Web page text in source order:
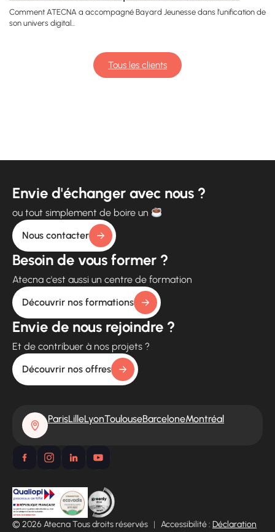
Comment ATECNA a accompagné Bayard Jeunesse dans l’unification de
son univers digital...
Tous les clients
Envie d'échanger avec nous ?
ou tout simplement de boire un
Nous contacter
Besoin de vous former ?
Atecna c'est aussi un centre de formation
Découvrir nos formations
Envie de nous rejoindre ?
Et de contribuer à nos projets ?
Découvrir nos offres
ParisLilleLyonToulouseBarceloneMontréal
© 2026 Atecna Tous droits réservés | Accessibilité : Déclaration